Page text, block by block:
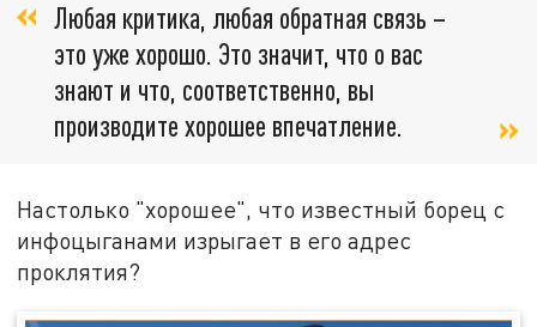
Любая критика, любая обратная связь –
это уже хорошо. Это значит, что о вас
знают и что, соответственно, вы
производите хорошее впечатление.
Настолько "хорошее", что известный борец с
инфоцыганами изрыгает в его адрес
проклятия?